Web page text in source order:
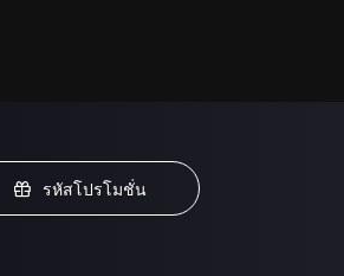
รหัสโปรโมชั่น